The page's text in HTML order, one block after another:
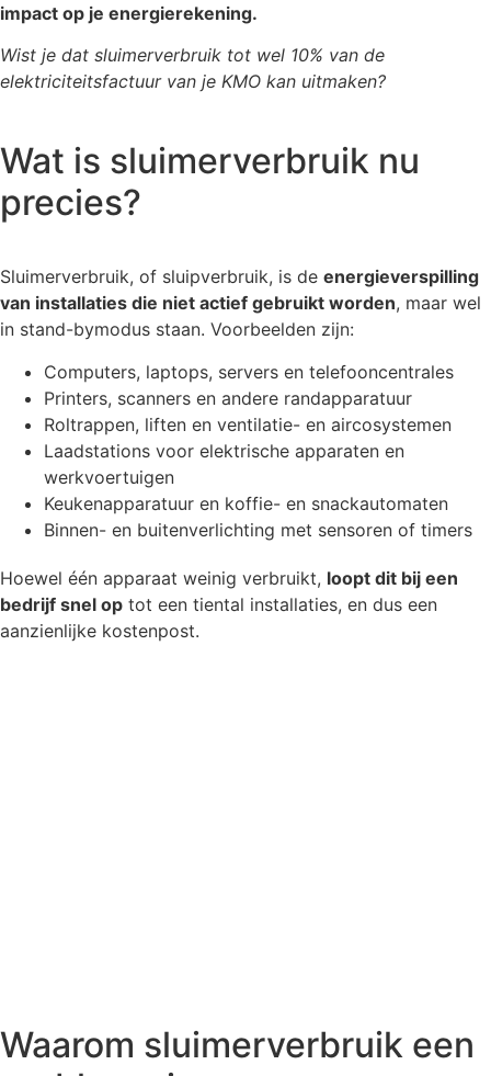
impact op je energierekening.
Wist je dat sluimerverbruik tot wel 10% van de
elektriciteitsfactuur van je KMO kan uitmaken?
Wat is sluimerverbruik nu
precies?
Sluimerverbruik, of sluipverbruik, is de energieverspilling
van installaties die niet actief gebruikt worden, maar wel
in stand-bymodus staan. Voorbeelden zijn:
Computers, laptops, servers en telefooncentrales
Printers, scanners en andere randapparatuur
Roltrappen, liften en ventilatie- en aircosystemen
Laadstations voor elektrische apparaten en
werkvoertuigen
Keukenapparatuur en koffie- en snackautomaten
Binnen- en buitenverlichting met sensoren of timers
Hoewel één apparaat weinig verbruikt, loopt dit bij een
bedrijf snel op tot een tiental installaties, en dus een
aanzienlijke kostenpost.
Waarom sluimerverbruik een